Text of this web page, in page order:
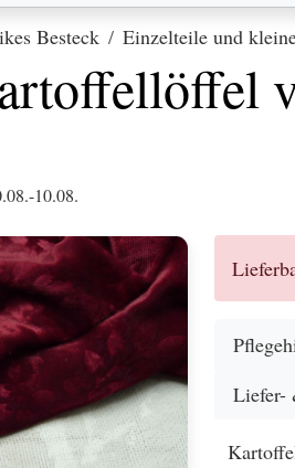
Besteck Einzelteile und
10.08.
Liefer-